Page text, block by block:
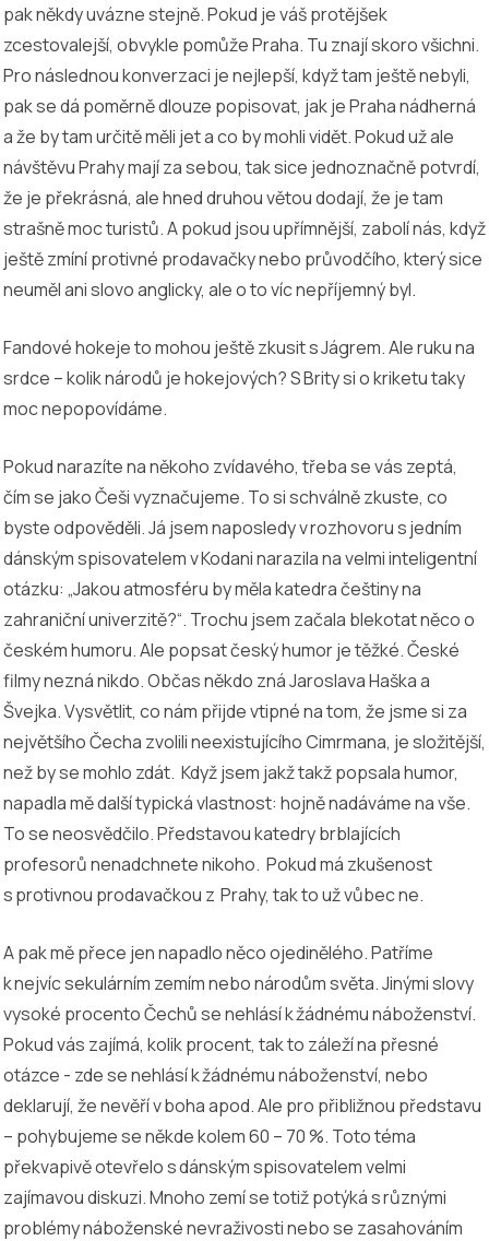
pak někdy uvázne stejně. Pokud je váš protějšek
zcestovalejší, obvykle pomůže Praha. Tu znají skoro všichni.
Pro následnou konverzaci je nejlepší, když tam ještě nebyli,
pak se dá poměrně dlouze popisovat, jak je Praha nádherná
a že by tam určitě měli jet a co by mohli vidět. Pokud už ale
návštěvu Prahy mají za sebou, tak sice jednoznačně potvrdí,
že je překrásná, ale hned druhou větou dodají, že je tam
strašně moc turistů. A pokud jsou upřímnější, zabolí nás, když
ještě zmíní protivné prodavačky nebo průvodčího, který sice
neuměl ani slovo anglicky, ale o to víc nepříjemný byl.
Fandové hokeje to mohou ještě zkusit s Jágrem. Ale ruku na
srdce – kolik národů je hokejových? S Brity si o kriketu taky
moc nepopovídáme.
Pokud narazíte na někoho zvídavého, třeba se vás zeptá,
čím se jako Češi vyznačujeme. To si schválně zkuste, co
byste odpověděli. Já jsem naposledy v rozhovoru s jedním
dánským spisovatelem v Kodani narazila na velmi inteligentní
otázku: „Jakou atmosféru by měla katedra češtiny na
zahraniční univerzitě?“. Trochu jsem začala blekotat něco o
českém humoru. Ale popsat český humor je těžké. České
filmy nezná nikdo. Občas někdo zná Jaroslava Haška a
Švejka. Vysvětlit, co nám přijde vtipné na tom, že jsme si za
největšího Čecha zvolili neexistujícího Cimrmana, je složitější,
než by se mohlo zdát. Když jsem jakž takž popsala humor,
napadla mě další typická vlastnost: hojně nadáváme na vše.
To se neosvědčilo. Představou katedry brblajících
profesorů nenadchnete nikoho. Pokud má zkušenost
s protivnou prodavačkou z Prahy, tak to už vůbec ne.
A pak mě přece jen napadlo něco ojedinělého. Patříme
k nejvíc sekulárním zemím nebo národům světa. Jinými slovy
vysoké procento Čechů se nehlásí k žádnému náboženství.
Pokud vás zajímá, kolik procent, tak to záleží na přesné
otázce - zde se nehlásí k žádnému náboženství, nebo
deklarují, že nevěří v boha apod. Ale pro přibližnou představu
– pohybujeme se někde kolem 60 – 70 %. Toto téma
překvapivě otevřelo s dánským spisovatelem velmi
zajímavou diskuzi. Mnoho zemí se totiž potýká s různými
problémy náboženské nevraživosti nebo se zasahováním